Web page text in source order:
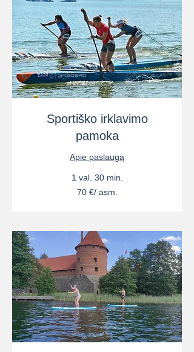
Sportiško irklavimo
pamoka
Apie paslaugą
1 val. 30 min.
70 €/ asm.